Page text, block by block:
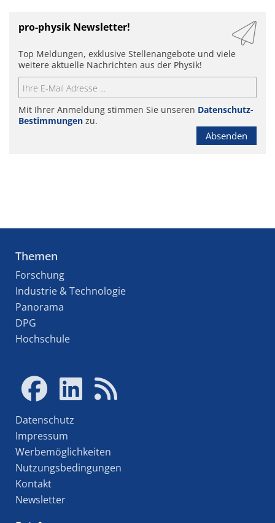
pro-physik Newsletter!
Top Meldungen, exklusive Stellenangebote und viele
weitere aktuelle Nachrichten aus der Physik!
Mit Ihrer Anmeldung stimmen Sie unseren Datenschutz-
Bestimmungen zu.
Absenden
Themen
Forschung
Industrie & Technologie
Panorama
DPG
Hochschule
Datenschutz
Impressum
Werbemöglichkeiten
Nutzungsbedingungen
Kontakt
Newsletter